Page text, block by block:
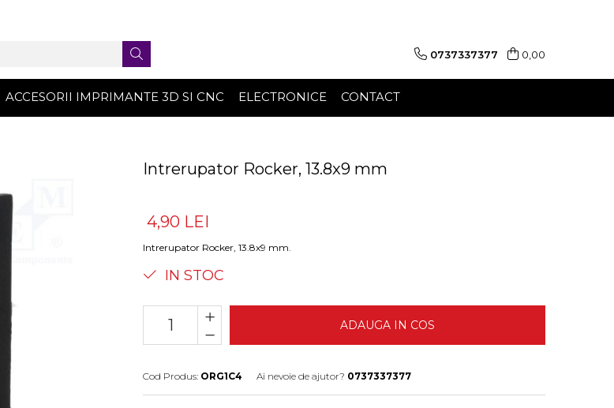
0737337377 0,00
ACCESORII IMPRIMANTE 3D SI CNC ELECTRONICE CONTACT
Intrerupator Rocker, 13.8x9 mm
4,90 LEI
Intrerupator Rocker, 13.8x9 mm.
IN STOC
ADAUGA IN COS
Cod Produs: ORG1C4 Ai nevoie de ajutor? 0737337377